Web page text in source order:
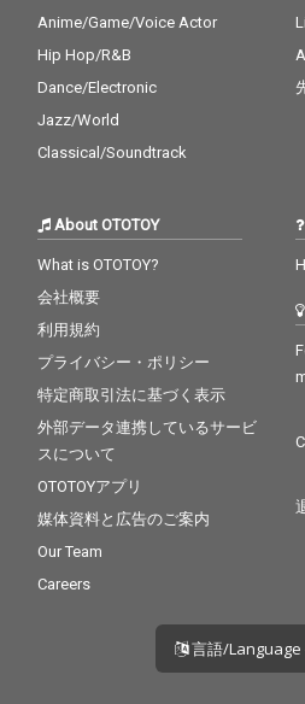
Anime/Game/Voice Actor
Hip Hop/R&B
Dance/Electronic
Jazz/World
Classical/Soundtrack
About OTOTOY
What is OTOTOY?
会社概要
利用規約
プライバシー・ポリシー
特定商取引法に基づく表示
外部データ連携しているサービ
スについて
OTOTOYアプリ
媒体資料と広告のご案内
Our Team
Careers
言語/Language